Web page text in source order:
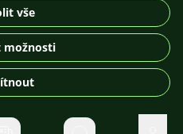
DE
© 2026 For Aquarist
vše
možnosti